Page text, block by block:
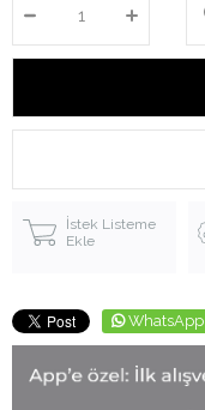
İstek Listeme
Ekle
WhatsApp